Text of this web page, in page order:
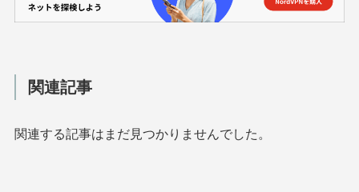
関連記事
関連する記事はまだ見つかりませんでした。